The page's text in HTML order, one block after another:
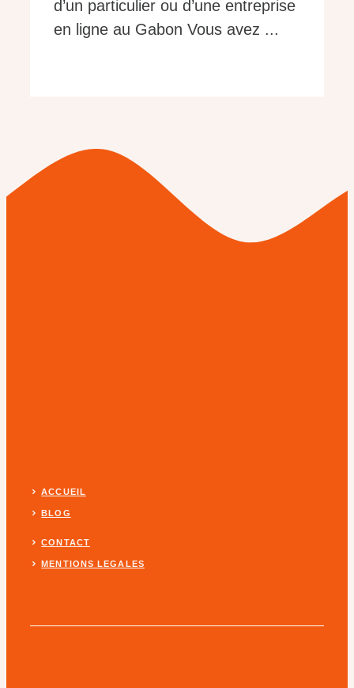
d’un particulier ou d’une entreprise
en ligne au Gabon Vous avez ...
ACCUEIL
BLOG
CONTACT
MENTIONS LEGALES